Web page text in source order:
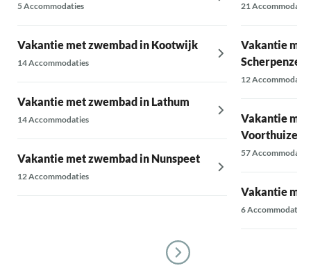
5 Accommodaties
Vakantie met zwembad in Kootwijk
14 Accommodaties
Vakantie met zwembad in Lathum
14 Accommodaties
Vakantie met zwembad in Nunspeet
12 Accommodaties
21
Vakantie
Scherpenzeel
12
Vakantie
Voorthuizen
57
Vakantie
6 Accommodaties